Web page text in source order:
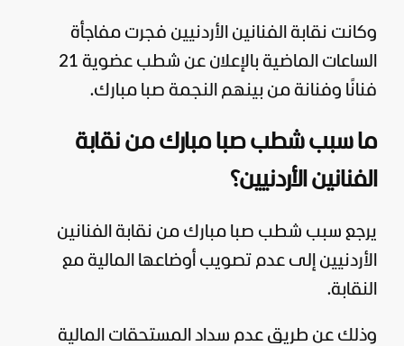
وكانت نقابة الفنانين الأردنيين فجرت مفاجأة
الساعات الماضية بالإعلان عن شطب عضوية 21
فنانًا وفنانة من بينهم النجمة صبا مبارك.
ما سبب شطب صبا مبارك من نقابة
الفنانين الأردنيين؟
يرجع سبب شطب صبا مبارك من نقابة الفنانين
الأردنيين إلى عدم تصويب أوضاعها المالية مع
النقابة.
وذلك عن طريق عدم سداد المستحقات المالية